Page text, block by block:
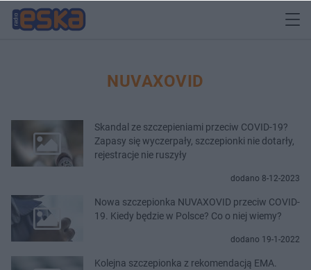
NUVAXOVID
Skandal ze szczepieniami przeciw COVID-19?
Zapasy się wyczerpały, szczepionki nie dotarły,
rejestracje nie ruszyły
dodano 8-12-2023
Nowa szczepionka NUVAXOVID przeciw COVID-
19. Kiedy będzie w Polsce? Co o niej wiemy?
dodano 19-1-2022
Kolejna szczepionka z rekomendacją EMA.